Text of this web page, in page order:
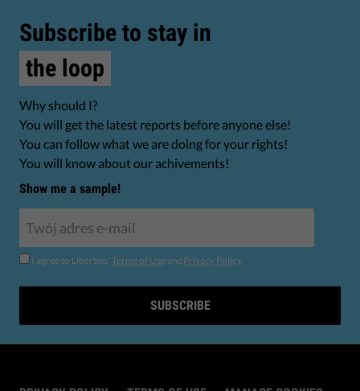
Subscribe to stay in
the loop
Why should I?
You will get the latest reports before anyone else!
You can follow what we are doing for your rights!
You will know about our achivements!
Show me a sample!
I agree to Liberties' Terms of Use andPrivacy Policy.
SUBSCRIBE